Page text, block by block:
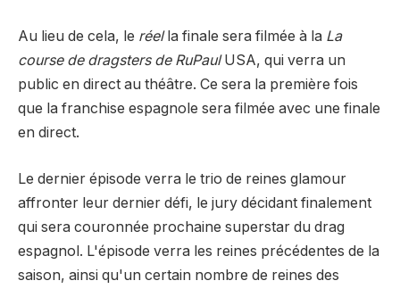
Au lieu de cela, le réel la finale sera filmée à la La
course de dragsters de RuPaulUSA, qui verra un
public en direct au théâtre. Ce sera la première fois
que la franchise espagnole sera filmée avec une finale
en direct.
Le dernier épisode verra le trio de reines glamour
affronter leur dernier défi, le jury décidant finalement
qui sera couronnée prochaine superstar du drag
espagnol. L'épisode verra les reines précédentes de la
saison, ainsi qu'un certain nombre de reines des